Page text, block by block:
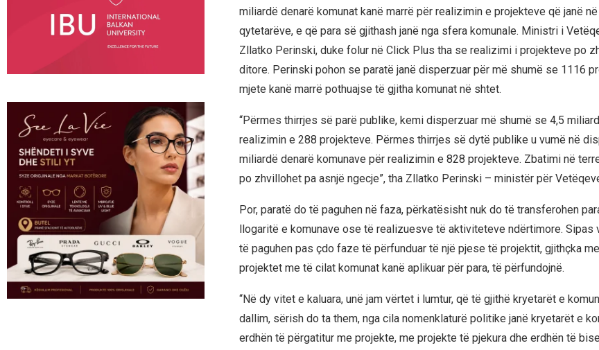
miliardë denarë komunat kanë marrë për realizimin e projekteve që janë
qytetarëve, e që para së gjithash janë nga sfera komunale. Ministri i
Zllatko Perinski, duke folur në Click Plus tha se realizimi i projekteve po
ditore. Perinski pohon se paratë janë disperzuar për më shumë se 1116
mjete kanë marrë pothuajse të gjitha komunat në shtet.
“Përmes thirrjes së parë publike, kemi disperzuar më shumë se 4,5
realizimin e 288 projekteve. Përmes thirrjes së dytë publike u vumë në
miliardë denarë komunave për realizimin e 828 projekteve. Zbatimi në
po zhvillohet pa asnjë ngecje”, tha Zllatko Perinski – ministër për
Por, paratë do të paguhen në faza, përkatësisht nuk do të transferohen
llogaritë e komunave ose të realizuesve të aktiviteteve ndërtimore. Sipas
të paguhen pas çdo faze të përfunduar të një pjese të projektit, gjithçka
projektet me të cilat komunat kanë aplikuar për para, të përfundojnë.
“Në dy vitet e kaluara, unë jam vërtet i lumtur, që të gjithë kryetarët e
dallim, sërish do ta them, nga cila nomenklaturë politike janë kryetarët e
erdhën të përgatitur me projekte, me projekte të pjekura dhe erdhën të